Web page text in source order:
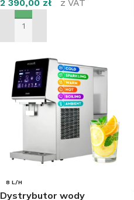
2 390,00 zł z VAT
DODAJ DO KOSZYKA
8 L/H
Dystrybutor wody